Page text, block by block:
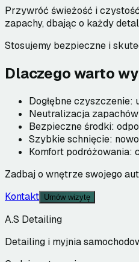
Przywróć świeżość i
zapachy, dbając o każdy
Stosujemy bezpieczne i
Dlaczego warto
Dogłębne czyszczenie:
Neutralizacja
Bezpieczne środki:
Szybkie schnięcie:
Komfort podróżowania:
Zadbaj o wnętrze swojego
Kontakt Umów wizytę
A.S Detailing
Detailing i myjnia